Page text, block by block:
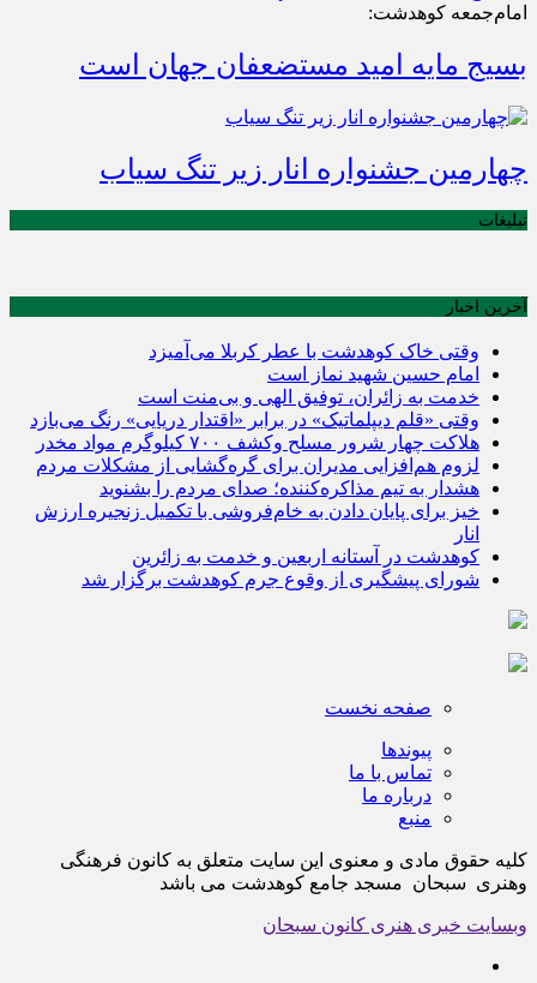
امام‌جمعه کوهدشت:
بسیج مایه امید مستضعفان جهان است
چهارمین جشنواره انار زیر تنگ سیاب
تبلیغات
آخرین اخبار
وقتی خاک کوهدشت با عطر کربلا می‌آمیزد
امام حسین شهید نماز است
خدمت به زائران، توفیق الهی و بی‌منت است
وقتی «قلم دیپلماتیک» در برابر «اقتدار دریایی» رنگ می‌بازد
هلاکت چهار شرور مسلح وکشف ۷۰۰ کیلوگرم مواد مخدر
لزوم هم‌افزایی مدیران برای گره‌گشایی از مشکلات مردم
هشدار به تیم مذاکره‌کننده؛ صدای مردم را بشنوید
خیز برای پایان دادن به خام‌فروشی با تکمیل زنجیره ارزش
انار
کوهدشت در آستانه اربعین و خدمت‌ به زائرین
شورای پیشگیری از وقوع جرم کوهدشت برگزار شد
صفحه نخست
پیوندها
تماس با ما
درباره ما
منبع
کلیه حقوق مادی و معنوی این سایت متعلق به کانون فرهنگی
وهنری سبحان مسجد جامع کوهدشت می باشد
وبسایت خبری هنری کانون سبحان